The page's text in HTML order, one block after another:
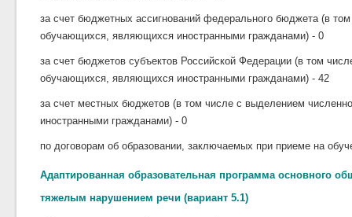
за счет бюджетных ассигнований федерального бюджета (в
обучающихся, являющихся иностранными гражданами) - 0
за счет бюджетов субъектов Российской Федерации (в том
обучающихся, являющихся иностранными гражданами) - 42
за счет местных бюджетов (в том числе с выделением
иностранными гражданами) - 0
по договорам об образовании, заключаемых при приеме на
Адаптированная образовательная программа основного
тяжелым нарушением речи (вариант 5.1)